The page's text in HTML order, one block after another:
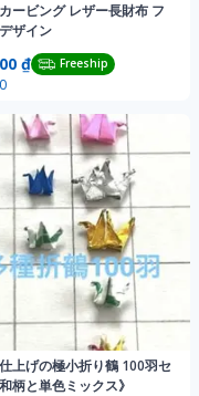
ービング レザー長財布 フ
ザイン
₫ Freeship
上げの極小折り鶴 100羽セ
柄と単色ミックス》